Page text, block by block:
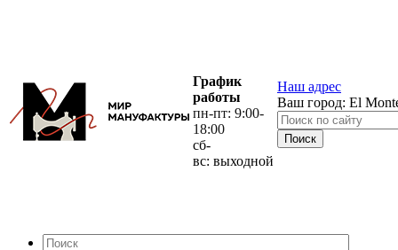
График
работы
пн-пт: 9:00-
18:00
сб-
вс: выходной
Наш адрес
Ваш город: El